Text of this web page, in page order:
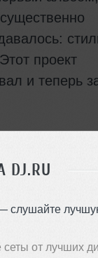
слушайте
от лучших
проект
и теперь